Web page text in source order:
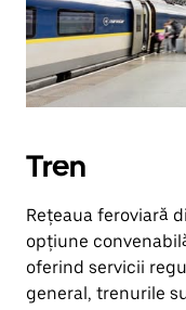
Tren
Rețeaua feroviară
opțiune
oferind servicii
general, trenurile